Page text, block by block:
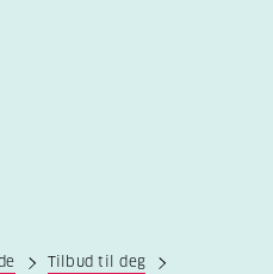
Tilbud til deg